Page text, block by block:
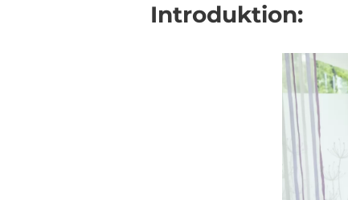
Introduktion: